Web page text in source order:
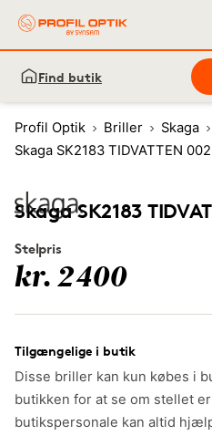
Find butik
Profil Optik Briller
Skaga
Skaga SK2183 TIDVATTEN
Skaga SK2183
Stelpris
kr. 2400
Tilgængelige i butik
Disse briller kan kun købes i
butikken for at se om stellet
butikspersonale kan altid